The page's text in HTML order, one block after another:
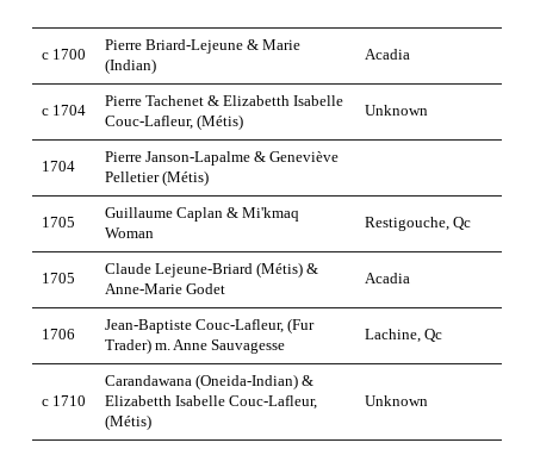
c 1700
Pierre Briard-Lejeune & Marie
(Indian)
Acadia
c 1704
Pierre Tachenet & Elizabetth Isabelle
Couc-Lafleur, (Métis)
Unknown
1704
Pierre Janson-Lapalme & Geneviève
Pelletier (Métis)
1705
Guillaume Caplan & Mi'kmaq
Woman
Restigouche, Qc
1705
Claude Lejeune-Briard (Métis) &
Anne-Marie Godet
Acadia
1706
Jean-Baptiste Couc-Lafleur, (Fur
Trader) m. Anne Sauvagesse
Lachine, Qc
c 1710
Carandawana (Oneida-Indian) &
Elizabetth Isabelle Couc-Lafleur,
(Métis)
Unknown